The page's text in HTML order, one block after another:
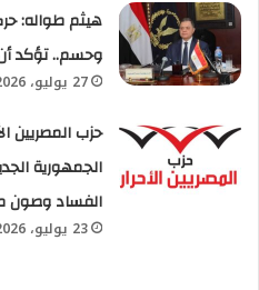
هيثم طواله:
وحسم.. تؤكد
27 يوليو، 2026
حزب المصريين
الجمهورية
الفساد وصون
23 يوليو، 2026